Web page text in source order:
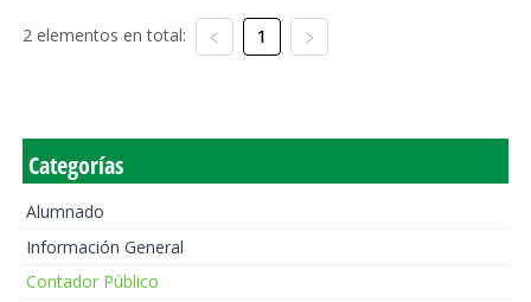
2 elementos en total: 1
Categorías
Alumnado
Información General
Contador Público